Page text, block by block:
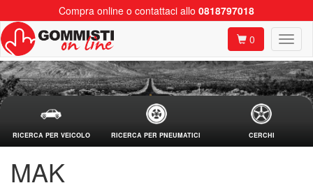
Compra online o contattaci allo 0818797018
0
RICERCA PER VEICOLO RICERCA PER PNEUMATICI CERCHI
MAK